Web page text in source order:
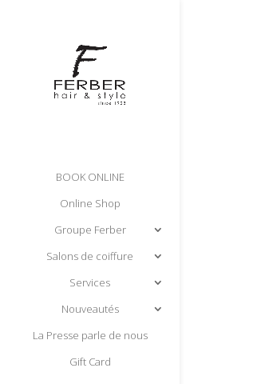
BOOK ONLINE
Online Shop
Groupe Ferber
Salons de coiffure
Services
Nouveautés
La Presse parle de nous
Gift Card